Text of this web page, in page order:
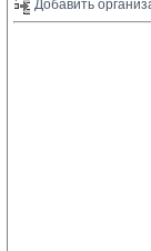
Добавить